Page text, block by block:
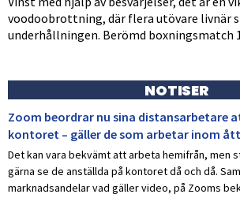
voodoobrottning, där flera utövare livnär
underhållningen. Berömd boxningsmatch
NOTISER
Zoom beordrar nu sina distansarbetare
kontoret – gäller de som arbetar inom
Det kan vara bekvämt att arbeta hemifrån, men
gärna se de anställda på kontoret då och då.
marknadsandelar vad gäller video, på Zooms